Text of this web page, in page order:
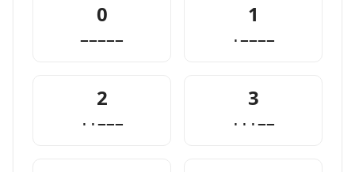
0
−−−−−
1
·−−−−
2
··−−−
3
···−−